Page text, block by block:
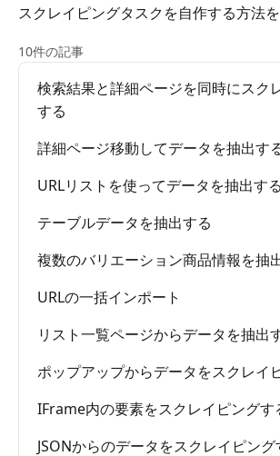
スクレイピングタスクを自作する方法
10件の記事
検索結果と詳細ページを同時にスク
する
詳細ページ移動してデータを抽出す
URLリストを使ってデータを抽出す
テーブルデータを抽出する
複数のバリエーション商品情報を抽
URLの一括インポート
リスト一覧ページからデータを抽出
ポップアップからデータをスクレイ
IFrame内の要素をスクレイピングす
JSONからのデータをスクレイピン